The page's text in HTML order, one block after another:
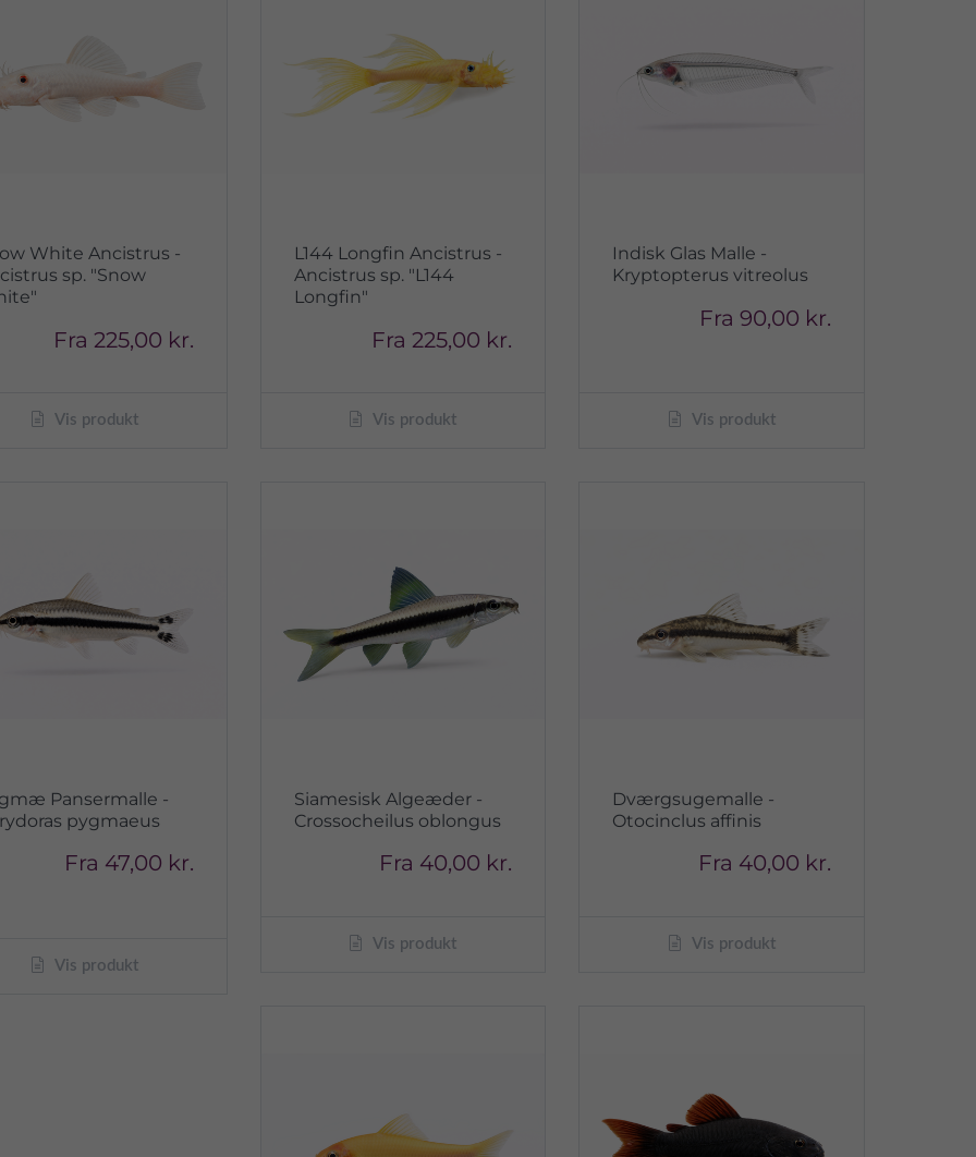
White Ancistrus -
sp. "Snow
Fra 225,00 kr.
Vis produkt
L144 Longfin Ancistrus -
Ancistrus sp. "L144
Longfin"
Fra225,00 kr.
Vis produkt
Indisk Glas Malle -
Kryptopterus vitreolus
Fra 90,00 kr.
Vis produkt
Pansermalle -
pygmaeus
Fra 47,00 kr.
Vis produkt
Siamesisk Algeæder -
Crossocheilus oblongus
Fra 40,00 kr.
Vis produkt
Dværgsugemalle -
Otocinclus affinis
Fra 40,00 kr.
Vis produkt